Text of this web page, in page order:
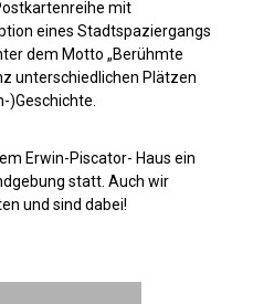
mit
eines Stadtspaziergangs
dem Motto „Berühmte
unterschiedlichen Plätzen
)Geschichte.
Erwin-Piscator- Haus ein
statt. Auch wir
und sind dabei!